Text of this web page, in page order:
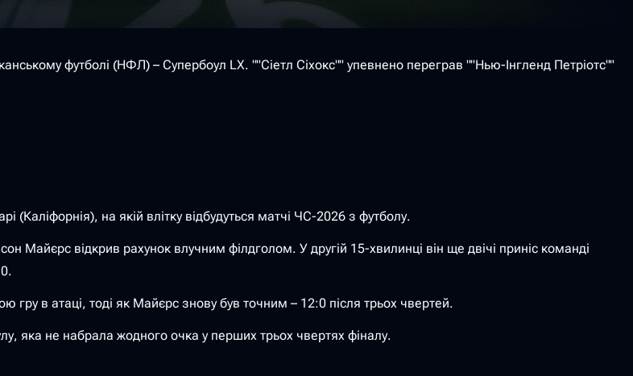
футболі (НФЛ) – Супербоул LX. ""Сіетл Сіхокс"" упевнено переграв ""Нью-Інгленд Петріотс""
на якій влітку відбудуться матчі ЧС-2026 з футболу.
Майєрс відкрив рахунок влучним філдголом. У другій 15-хвилинці він ще двічі приніс команді
гру в атаці, тоді як Майєрс знову був точним – 12:0 після трьох чвертей.
яка не набрала жодного очка у перших трьох чвертях фіналу.